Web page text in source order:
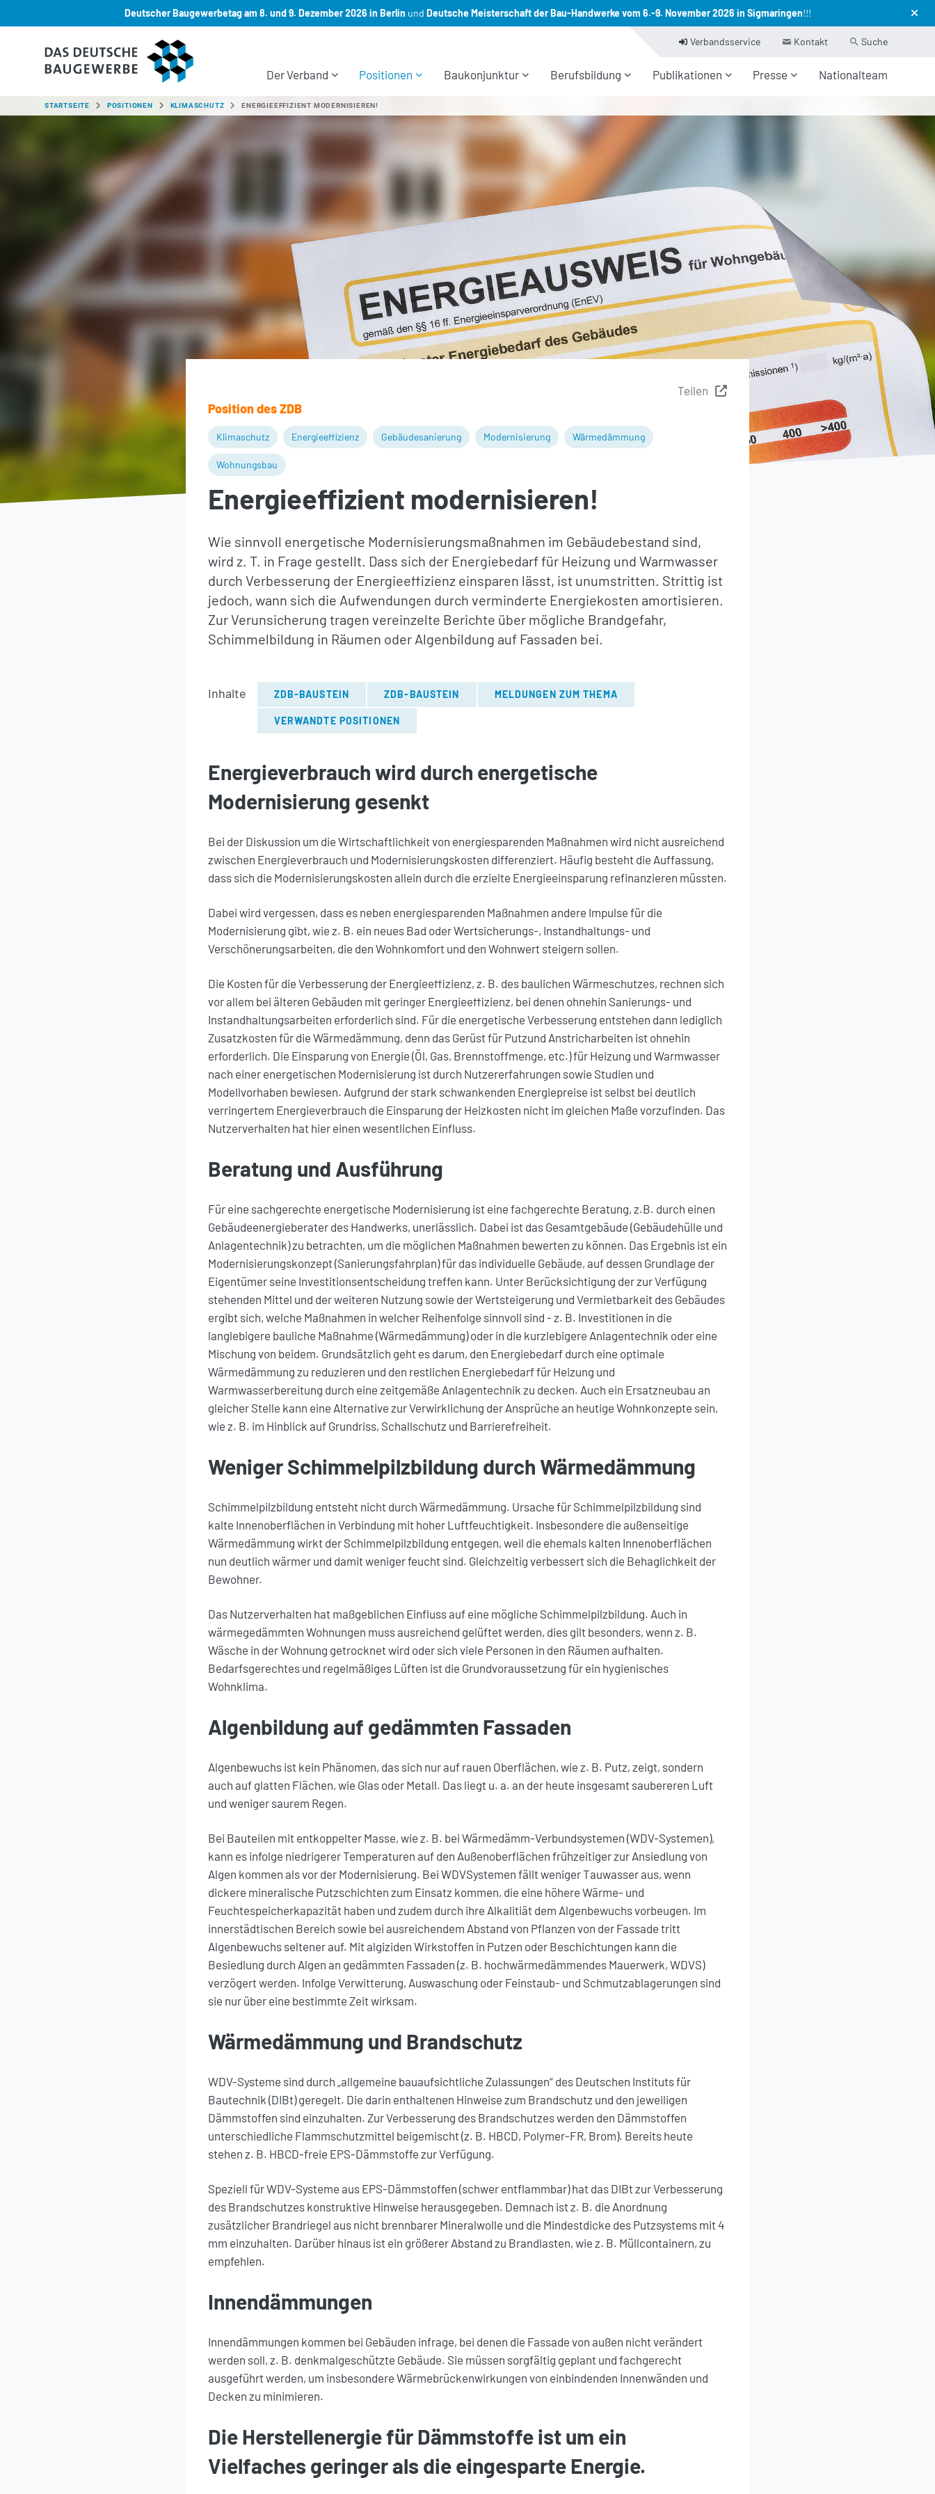
Deutscher Baugewerbetag am 8. und 9. Dezember 2026 in Berlin und Deutsche Meisterschaft der Bau-Handwerke vom 6.-9. November 2026 in Sigmaringen!!!
Der Verband Positionen Baukonjunktur Berufsbildung Publikationen Presse Nationalteam
Verbandsservice Kontakt Suche
SIE SIND HIER:
STARTSEITE POSITIONEN KLIMASCHUTZ ENERGIEEFFIZIENT MODERNISIEREN!
Teilen
Position des ZDB
Klimaschutz Energieeffizienz Gebäudesanierung Modernisierung Wärmedämmung
Wohnungsbau
Energieeffizient modernisieren!
Wie sinnvoll energetische Modernisierungsmaßnahmen im Gebäudebestand sind,
wird z. T. in Frage gestellt. Dass sich der Energiebedarf für Heizung und Warmwasser
durch Verbesserung der Energieeffizienz einsparen lässt, ist unumstritten. Strittig ist
jedoch, wann sich die Aufwendungen durch verminderte Energiekosten amortisieren.
Zur Verunsicherung tragen vereinzelte Berichte über mögliche Brandgefahr,
Schimmelbildung in Räumen oder Algenbildung auf Fassaden bei.
Inhalte ZDB-BAUSTEIN ZDB-BAUSTEIN MELDUNGEN ZUM THEMA
VERWANDTE POSITIONEN
Energieverbrauch wird durch energetische
Modernisierung gesenkt
Bei der Diskussion um die Wirtschaftlichkeit von energiesparenden Maßnahmen wird nicht ausreichend
zwischen Energieverbrauch und Modernisierungskosten differenziert. Häufig besteht die Auffassung,
dass sich die Modernisierungskosten allein durch die erzielte Energieeinsparung refinanzieren müssten.
Dabei wird vergessen, dass es neben energiesparenden Maßnahmen andere Impulse für die
Modernisierung gibt, wie z. B. ein neues Bad oder Wertsicherungs-, Instandhaltungs- und
Verschönerungsarbeiten, die den Wohnkomfort und den Wohnwert steigern sollen.
Die Kosten für die Verbesserung der Energieeffizienz, z. B. des baulichen Wärmeschutzes, rechnen sich
vor allem bei älteren Gebäuden mit geringer Energieeffizienz, bei denen ohnehin Sanierungs- und
Instandhaltungsarbeiten erforderlich sind. Für die energetische Verbesserung entstehen dann lediglich
Zusatzkosten für die Wärmedämmung, denn das Gerüst für Putzund Anstricharbeiten ist ohnehin
erforderlich. Die Einsparung von Energie (Öl, Gas, Brennstoffmenge, etc.) für Heizung und Warmwasser
nach einer energetischen Modernisierung ist durch Nutzererfahrungen sowie Studien und
Modellvorhaben bewiesen. Aufgrund der stark schwankenden Energiepreise ist selbst bei deutlich
verringertem Energieverbrauch die Einsparung der Heizkosten nicht im gleichen Maße vorzufinden. Das
Nutzerverhalten hat hier einen wesentlichen Einfluss.
Beratung und Ausführung
Für eine sachgerechte energetische Modernisierung ist eine fachgerechte Beratung, z.B. durch einen
Gebäudeenergieberater des Handwerks, unerlässlich. Dabei ist das Gesamtgebäude (Gebäudehülle und
Anlagentechnik) zu betrachten, um die möglichen Maßnahmen bewerten zu können. Das Ergebnis ist ein
Modernisierungskonzept (Sanierungsfahrplan) für das individuelle Gebäude, auf dessen Grundlage der
Eigentümer seine Investitionsentscheidung treffen kann. Unter Berücksichtigung der zur Verfügung
stehenden Mittel und der weiteren Nutzung sowie der Wertsteigerung und Vermietbarkeit des Gebäudes
ergibt sich, welche Maßnahmen in welcher Reihenfolge sinnvoll sind - z. B. Investitionen in die
langlebigere bauliche Maßnahme (Wärmedämmung) oder in die kurzlebigere Anlagentechnik oder eine
Mischung von beidem. Grundsätzlich geht es darum, den Energiebedarf durch eine optimale
Wärmedämmung zu reduzieren und den restlichen Energiebedarf für Heizung und
Warmwasserbereitung durch eine zeitgemäße Anlagentechnik zu decken. Auch ein Ersatzneubau an
gleicher Stelle kann eine Alternative zur Verwirklichung der Ansprüche an heutige Wohnkonzepte sein,
wie z. B. im Hinblick auf Grundriss, Schallschutz und Barrierefreiheit.
Weniger Schimmelpilzbildung durch Wärmedämmung
Schimmelpilzbildung entsteht nicht durch Wärmedämmung. Ursache für Schimmelpilzbildung sind
kalte Innenoberflächen in Verbindung mit hoher Luftfeuchtigkeit. Insbesondere die außenseitige
Wärmedämmung wirkt der Schimmelpilzbildung entgegen, weil die ehemals kalten Innenoberflächen
nun deutlich wärmer und damit weniger feucht sind. Gleichzeitig verbessert sich die Behaglichkeit der
Bewohner.
Das Nutzerverhalten hat maßgeblichen Einfluss auf eine mögliche Schimmelpilzbildung. Auch in
wärmegedämmten Wohnungen muss ausreichend gelüftet werden, dies gilt besonders, wenn z. B.
Wäsche in der Wohnung getrocknet wird oder sich viele Personen in den Räumen aufhalten.
Bedarfsgerechtes und regelmäßiges Lüften ist die Grundvoraussetzung für ein hygienisches
Wohnklima.
Algenbildung auf gedämmten Fassaden
Algenbewuchs ist kein Phänomen, das sich nur auf rauen Oberflächen, wie z. B. Putz, zeigt, sondern
auch auf glatten Flächen, wie Glas oder Metall. Das liegt u. a. an der heute insgesamt saubereren Luft
und weniger saurem Regen.
Bei Bauteilen mit entkoppelter Masse, wie z. B. bei Wärmedämm-Verbundsystemen (WDV-Systemen),
kann es infolge niedrigerer Temperaturen auf den Außenoberflächen frühzeitiger zur Ansiedlung von
Algen kommen als vor der Modernisierung. Bei WDVSystemen fällt weniger Tauwasser aus, wenn
dickere mineralische Putzschichten zum Einsatz kommen, die eine höhere Wärme- und
Feuchtespeicherkapazität haben und zudem durch ihre Alkalitiät dem Algenbewuchs vorbeugen. Im
innerstädtischen Bereich sowie bei ausreichendem Abstand von Pflanzen von der Fassade tritt
Algenbewuchs seltener auf. Mit algiziden Wirkstoffen in Putzen oder Beschichtungen kann die
Besiedlung durch Algen an gedämmten Fassaden (z. B. hochwärmedämmendes Mauerwerk, WDVS)
verzögert werden. Infolge Verwitterung, Auswaschung oder Feinstaub- und Schmutzablagerungen sind
sie nur über eine bestimmte Zeit wirksam.
Wärmedämmung und Brandschutz
WDV-Systeme sind durch „allgemeine bauaufsichtliche Zulassungen“ des Deutschen Instituts für
Bautechnik (DIBt) geregelt. Die darin enthaltenen Hinweise zum Brandschutz und den jeweiligen
Dämmstoffen sind einzuhalten. Zur Verbesserung des Brandschutzes werden den Dämmstoffen
unterschiedliche Flammschutzmittel beigemischt (z. B. HBCD, Polymer-FR, Brom). Bereits heute
stehen z. B. HBCD-freie EPS-Dämmstoffe zur Verfügung.
Speziell für WDV-Systeme aus EPS-Dämmstoffen (schwer entflammbar) hat das DIBt zur Verbesserung
des Brandschutzes konstruktive Hinweise herausgegeben. Demnach ist z. B. die Anordnung
zusätzlicher Brandriegel aus nicht brennbarer Mineralwolle und die Mindestdicke des Putzsystems mit 4
mm einzuhalten. Darüber hinaus ist ein größerer Abstand zu Brandlasten, wie z. B. Müllcontainern, zu
empfehlen.
Innendämmungen
Innendämmungen kommen bei Gebäuden infrage, bei denen die Fassade von außen nicht verändert
werden soll, z. B. denkmalgeschützte Gebäude. Sie müssen sorgfältig geplant und fachgerecht
ausgeführt werden, um insbesondere Wärmebrückenwirkungen von einbindenden Innenwänden und
Decken zu minimieren.
Die Herstellenergie für Dämmstoffe ist um ein
Vielfaches geringer als die eingesparte Energie.